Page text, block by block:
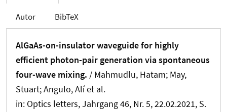
Autor BibTeX
AlGaAs-on-insulator waveguide for highly
efficient photon-pair generation via spontaneous
four-wave mixing. / Mahmudlu, Hatam; May,
Stuart; Angulo, Alí et al.
in: Optics letters, Jahrgang 46, Nr. 5, 22.02.2021, S.